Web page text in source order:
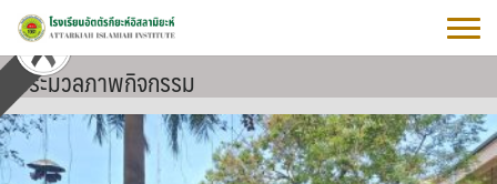
Skip
content
ประมวลภาพกิจกรรม